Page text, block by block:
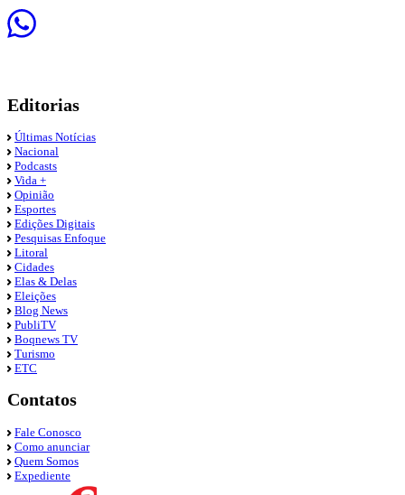
Editorias
Últimas Notícias
Nacional
Podcasts
Vida +
Opinião
Esportes
Edições Digitais
Pesquisas Enfoque
Litoral
Cidades
Elas & Delas
Eleições
Blog News
PubliTV
Boqnews TV
Turismo
ETC
Contatos
Fale Conosco
Como anunciar
Quem Somos
Expediente